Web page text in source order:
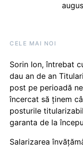
CELE MAI NOI
Sorin Ion, întrebat
dau an de an
post pe perioadă
încercat să ținem
posturile
garanta de la
Salarizarea